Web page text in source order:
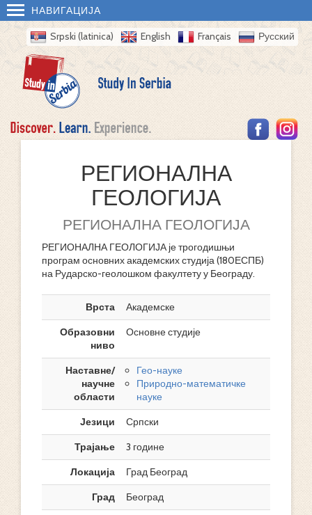
НАВИГАЦИЈА
Srpski (latinica) English Français Русский
РЕГИОНАЛНА
ГЕОЛОГИЈА
РЕГИОНАЛНА ГЕОЛОГИЈА
РЕГИОНАЛНА ГЕОЛОГИЈА је трогодишњи
програм основних академских студија (180ЕСПБ)
на Рударско-геолошком факултету у Београду.
Врста
Академске
Образовни
ниво
Основне студије
Наставне/
научне
области
Гео-науке
Природно-математичке
науке
Језици
Српски
Трајање
3 године
Локација
Град Београд
Град
Београд